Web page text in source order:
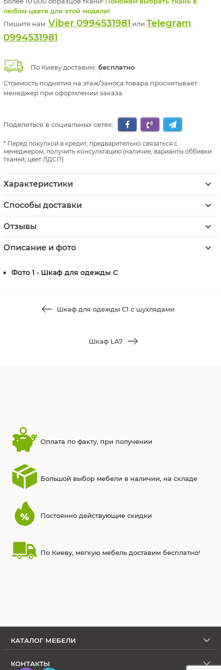
любом цвете для этой модели!
Пишите нам: Viber 0994531981 или Telegram
0994531981
По Киеву доставим: бесплатно
Стоимость поднятия на этаж/заноса товара просчитывает
менеджер при оформлении заказа.
Поделиться в социальных сетях:
Перед покупкой в кредит, предварительно связаться с
менеджером, получить консультацию (наличие, варианты оббивки
тканей, цвет ЛДСП)
Характеристики
Способы доставки
Отзывы
Описание и фото
Фото 1 - Шкаф для одежды С
Шкаф для одежды С1 с шухлядами
Шкаф LA7
Оплата по факту, при получении
Большой выбор мебели в наличии, на складе
Постоянно действующие скидки
По Киеву, мягкую мебель доставим бесплатно!
КАТАЛОГ МЕБЕЛИ
КОНТАКТЫ